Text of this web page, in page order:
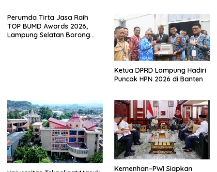
Perumda Tirta Jasa Raih
TOP BUMD Awards 2026,
Lampung Selatan Borong
Ketua DPRD Lampung Hadiri
Puncak HPN 2026 di Banten
Kemenhan–PWI Siapkan